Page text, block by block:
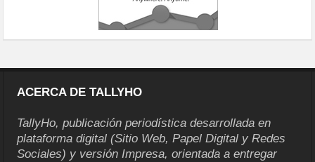
ACERCA DE TALLYHO
TallyHo, publicación periodística desarrollada en
plataforma digital (Sitio Web, Papel Digital y Redes
Sociales) y versión Impresa, orientada a entregar